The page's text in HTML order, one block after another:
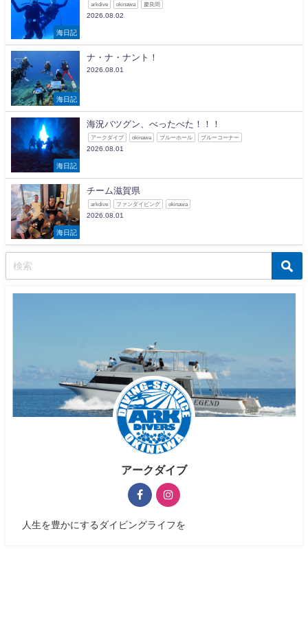
海日記
arkdive okinawa 慶良間
2026.08.02
海日記
ナ・ナ・ナント！
2026.08.01
海日記
海況バツグン、べったべた！！！
アークダイブ okinawa ブルーホール ブルーコーナー
2026.08.01
海日記
チーム滋賀県
arkdive ファンダイビング okinawa
2026.08.01
アークダイブ
人生を豊かにするダイビングライフを